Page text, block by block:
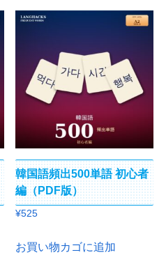
¥525
た。
で
す。
韓国語頻出500単語 初心者
編（PDF版）
¥525
お買い物カゴに追加